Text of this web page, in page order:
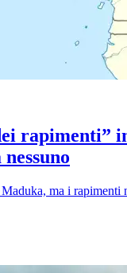
rapimenti”
ma i rapimenti